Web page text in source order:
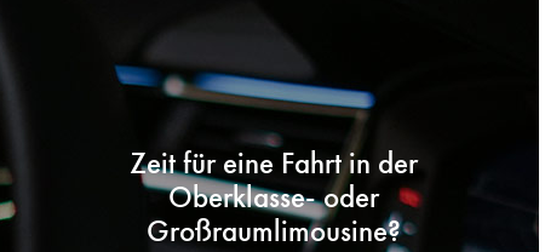
Zeit für eine Fahrt in der
Oberklasse- oder
Großraumlimousine?